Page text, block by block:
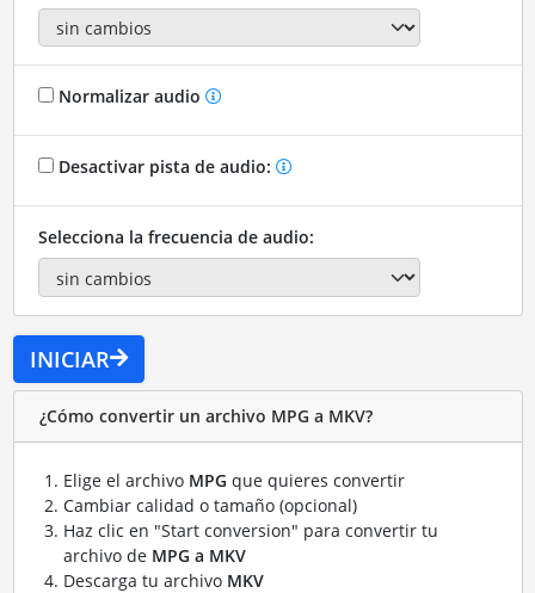
Normalizar audio
Desactivar pista de audio:
Selecciona la frecuencia de audio:
INICIAR
¿Cómo convertir un archivo MPG a MKV?
Elige el archivo MPG que quieres convertir
Cambiar calidad o tamaño (opcional)
Haz clic en "Start conversion" para convertir tu
archivo de MPG a MKV
Descarga tu archivo MKV